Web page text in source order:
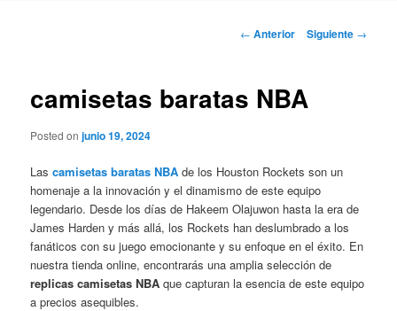
Navegación
← Anterior Siguiente →
camisetas baratas NBA
Posted onjunio 19, 2024
Lascamisetas baratas NBA de los Houston Rockets son un
homenaje a la innovación y el dinamismo de este equipo
legendario. Desde los días de Hakeem Olajuwon hasta la era de
James Harden y más allá, los Rockets han deslumbrado a los
fanáticos con su juego emocionante y su enfoque en el éxito. En
nuestra tienda online, encontrarás una amplia selección de
replicas camisetas NBA que capturan la esencia de este equipo
a precios asequibles.